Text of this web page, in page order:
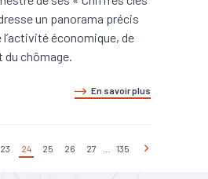
un panorama précis
économique, de
du chômage.
En savoir plus
23 24 25 26 27 135